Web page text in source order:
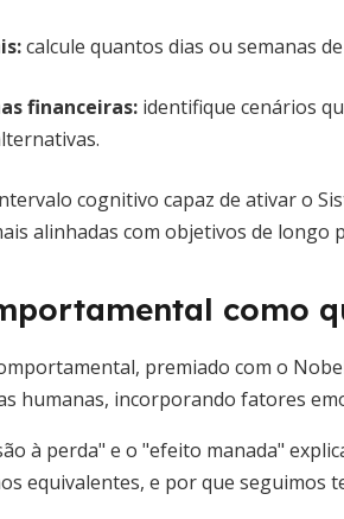
calcule quantos dias ou semanas
financeiras: identifique cenários
cognitivo capaz de ativar o
alinhadas com objetivos de longo
como
premiado com o
humanas, incorporando fatores
à perda" e o "efeito manada"
equivalentes, e por que seguimos